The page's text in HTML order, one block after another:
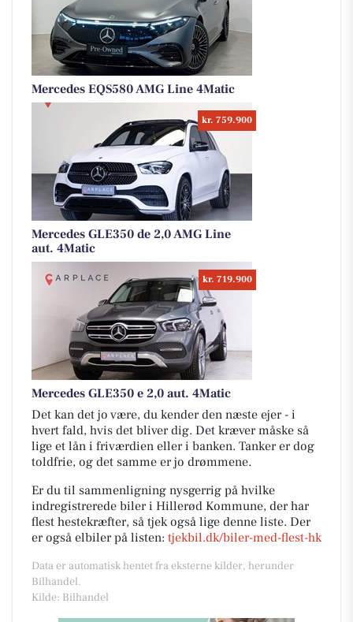
Mercedes EQS580 AMG Line 4Matic
kr. 759.900
Mercedes GLE350 de 2,0 AMG Line
aut. 4Matic
kr. 719.900
Mercedes GLE350 e 2,0 aut. 4Matic
Det kan det jo være, du kender den næste ejer - i
hvert fald, hvis det bliver dig. Det kræver måske så
lige et lån i friværdien eller i banken. Tanker er dog
toldfrie, og det samme er jo drømmene.
Er du til sammenligning nysgerrig på hvilke
indregistrerede biler i Hillerød Kommune, der har
flest hestekræfter, så tjek også lige denne liste. Der
er også elbiler på listen: tjekbil.dk/biler-med-flest-hk
Data er automatisk hentet fra eksterne kilder, herunder
Bilhandel.
Kilde: Bilhandel